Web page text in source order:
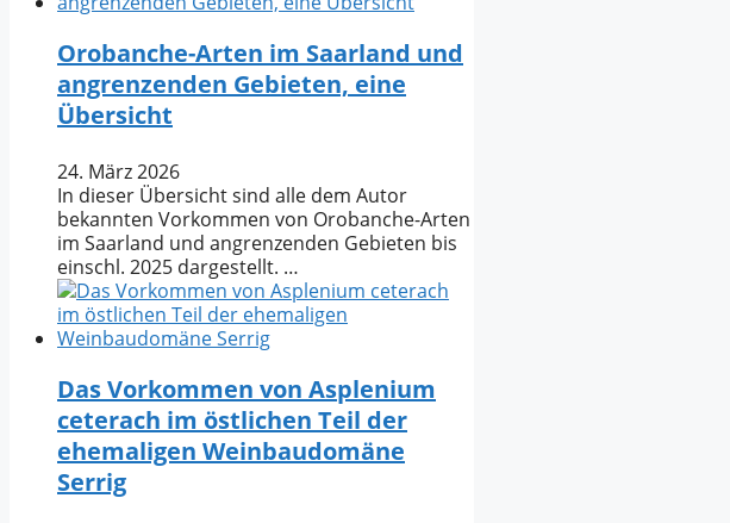
Orobanche-Arten im Saarland und
angrenzenden Gebieten, eine
Übersicht
24. März 2026
In dieser Übersicht sind alle dem Autor
bekannten Vorkommen von Orobanche-Arten
im Saarland und angrenzenden Gebieten bis
einschl. 2025 dargestellt. …
Das Vorkommen von Asplenium
ceterach im östlichen Teil der
ehemaligen Weinbaudomäne
Serrig